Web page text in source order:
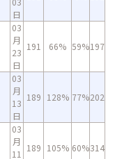
日
03
月
23
日
191 66% 59%197
03
月
13
日
189 128% 77%202
03
月
11
189 105% 60%314